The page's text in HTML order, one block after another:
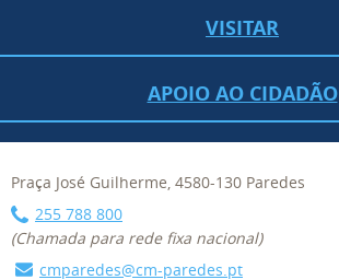
VISITAR
APOIO AO CIDADÃO
Praça José Guilherme, 4580-130 Paredes
255 788 800
(Chamada para rede fixa nacional)
cmparedes@cm-paredes.pt